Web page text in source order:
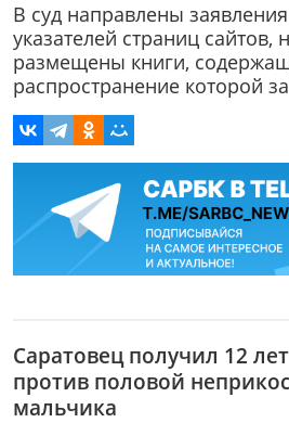
В суд направлены
указателей страниц сайтов,
размещены книги,
распространение которой
Саратовец получил 12
против половой
мальчика